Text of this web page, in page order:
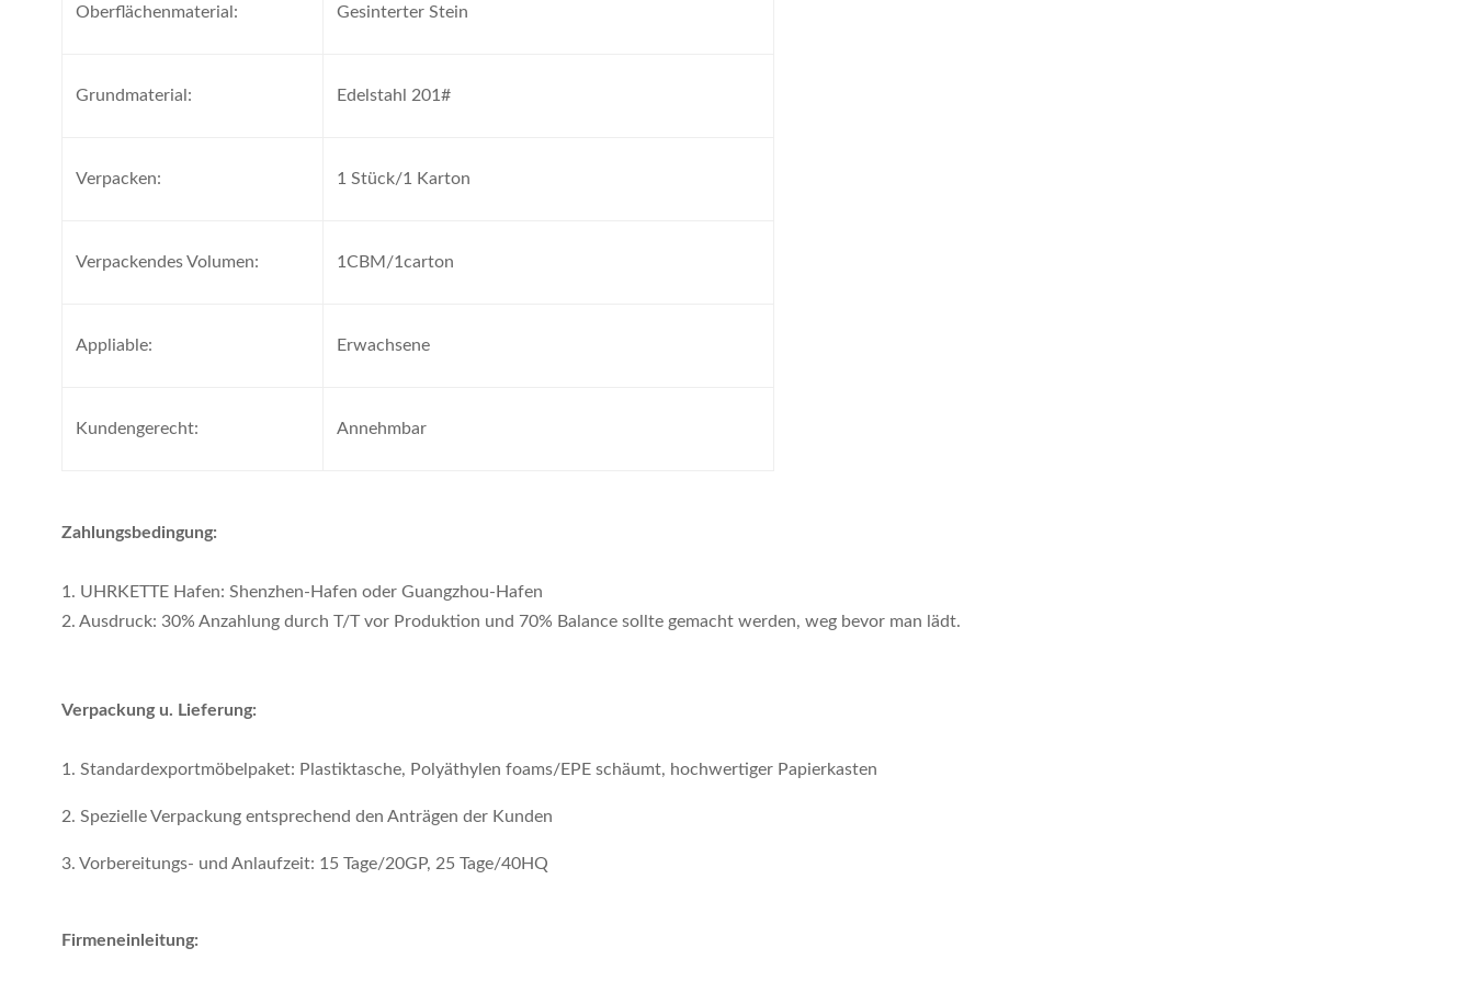
Oberflächenmaterial: Gesinterter Stein
Grundmaterial: Edelstahl 201#
Verpacken: 1 Stück/1 Karton
Verpackendes Volumen: 1CBM/1carton
Appliable: Erwachsene
Kundengerecht: Annehmbar
Zahlungsbedingung:
1. UHRKETTE Hafen: Shenzhen-Hafen oder Guangzhou-Hafen
2. Ausdruck: 30% Anzahlung durch T/T vor Produktion und 70% Balance sollte gemacht werden, weg bevor man lädt.
Verpackung u. Lieferung:
1. Standardexportmöbelpaket: Plastiktasche, Polyäthylen foams/EPE schäumt, hochwertiger Papierkasten
2. Spezielle Verpackung entsprechend den Anträgen der Kunden
3. Vorbereitungs- und Anlaufzeit: 15 Tage/20GP, 25 Tage/40HQ
Firmeneinleitung: